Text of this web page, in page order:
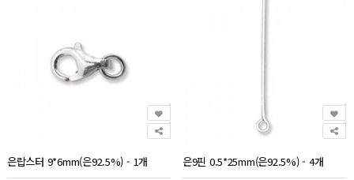
은랍스터 9*6mm(은92.5%) - 1개 은9핀 0.5*25mm(은92.5%) - 4개